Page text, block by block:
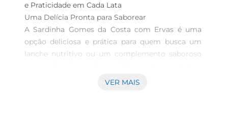
e Praticidade em Cada Lata
Uma Delícia Pronta para Saborear
A Sardinha Gomes da Costa com Ervas é uma
opção deliciosa e prática para quem busca um
lanche nutritivo ou um complemento saboroso
selecionadas, essa conserva é ideal para quem
VER MAIS